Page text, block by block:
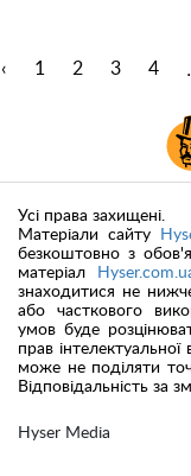
‹ 1 2 3 4
Hyser Media
Усі права захищені.
Матеріали сайту
безкоштовно з
матеріал
знаходитися не
або часткового
умов буде
прав
може не поділяти
Відповідальність за